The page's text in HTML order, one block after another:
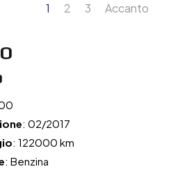
1 2 3 Accanto
: 02/2017
: 122000 km
: Benzina